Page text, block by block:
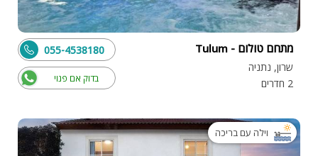
מתחם טולום - Tulum
שרון, נתניה
2 חדרים
בדוק אם פנוי
055-4538180
וילה עם בריכה